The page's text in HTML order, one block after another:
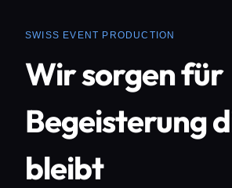
SWISS EVENT PRODUCTION
Wir sorgen für
Begeisterung
bleibt